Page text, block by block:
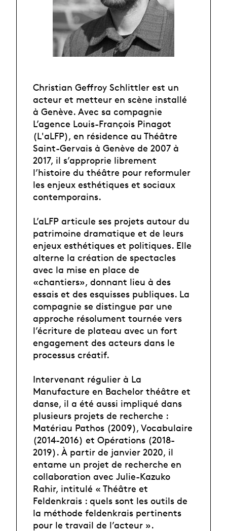
Christian Geffroy Schlittler est un
acteur et metteur en scène installé
à Genève. Avec sa compagnie
L’agence Louis-François Pinagot
(L'aLFP), en résidence au Théâtre
Saint-Gervais à Genève de 2007 à
2017, il s’approprie librement
l’histoire du théâtre pour reformuler
les enjeux esthétiques et sociaux
contemporains.
L’aLFP articule ses projets autour du
patrimoine dramatique et de leurs
enjeux esthétiques et politiques. Elle
alterne la création de spectacles
avec la mise en place de
«chantiers», donnant lieu à des
essais et des esquisses publiques. La
compagnie se distingue par une
approche résolument tournée vers
l’écriture de plateau avec un fort
engagement des acteurs dans le
processus créatif.
Intervenant régulier à La
Manufacture en Bachelor théâtre et
danse, il a été aussi impliqué dans
plusieurs projets de recherche :
Matériau Pathos (2009), Vocabulaire
(2014-2016) et Opérations (2018-
2019). À partir de janvier 2020, il
entame un projet de recherche en
collaboration avec Julie-Kazuko
Rahir, intitulé « Théâtre et
Feldenkrais : quels sont les outils de
la méthode feldenkrais pertinents
pour le travail de l’acteur ».